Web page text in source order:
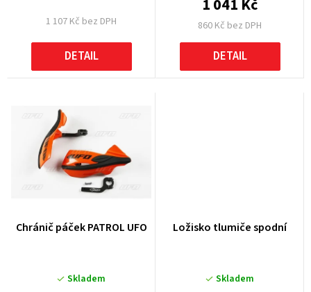
1 107 Kč bez DPH
DETAIL
860 Kč bez DPH
1 041 Kč
DETAIL
Chránič páček PATROL UFO
Skladem
Ložisko tlumiče spodní
Skladem